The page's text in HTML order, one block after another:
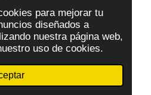
para mejorar tu
diseñados a
nuestra página web,
uso de cookies.